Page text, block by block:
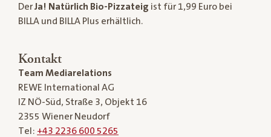
DerJa! Natürlich Bio-Pizzateig ist für 1,99 Euro bei
BILLA und BILLA Plus erhältlich.
Kontakt
Team Mediarelations
REWE International AG
IZ NÖ-Süd, Straße 3, Objekt 16
2355 Wiener Neudorf
Tel: +43 2236 600 5265